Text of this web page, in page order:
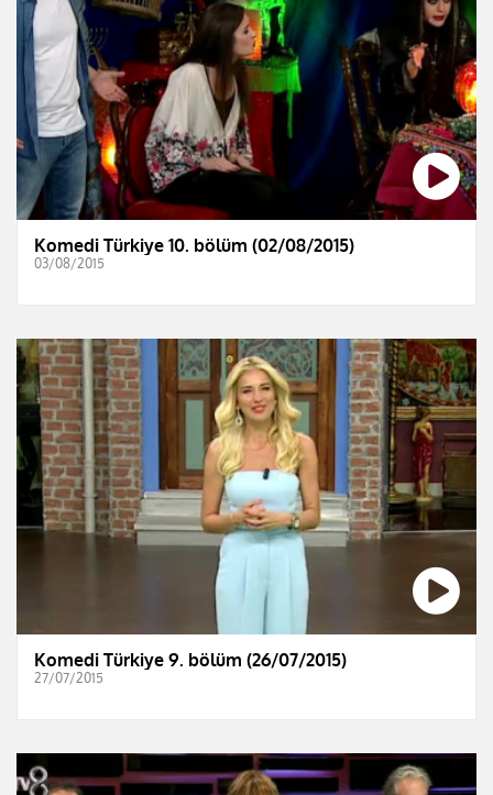
Komedi Türkiye 10. bölüm (02/08/2015)
03/08/2015
Komedi Türkiye 9. bölüm (26/07/2015)
27/07/2015